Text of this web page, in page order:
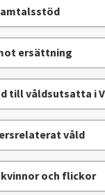
ersättning
till våldsutsatta i
våld
och flickor